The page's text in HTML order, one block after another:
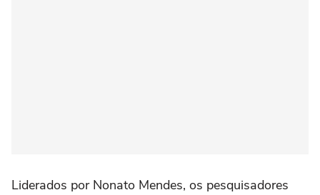
Liderados por Nonato Mendes, os pesquisadores